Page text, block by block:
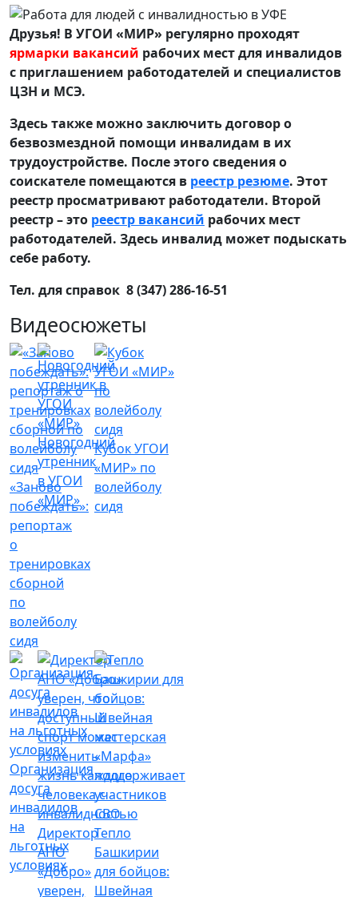
Друзья! В УГОИ «МИР» регулярно проходят
ярмарки вакансий рабочих мест для инвалидов
с приглашением работодателей и специалистов
ЦЗН и МСЭ.
Здесь также можно заключить договор о
безвозмездной помощи инвалидам в их
трудоустройстве. После этого сведения о
соискателе помещаются в реестр резюме. Этот
реестр просматривают работодатели. Второй
реестр – это реестр вакансий рабочих мест
работодателей. Здесь инвалид может подыскать
себе работу.
Тел. для справок 8 (347) 286-16-51
Видеосюжеты
«Заново
побеждать»:
репортаж
о
тренировках
сборной
по
волейболу
сидя
Новогодний
утренник
в УГОИ
«МИР»
Кубок УГОИ
«МИР» по
волейболу
сидя
Организация
досуга
инвалидов
на
льготных
условиях
Директор
АНО
«Добро»
уверен,
Тепло
Башкирии
для бойцов:
Швейная